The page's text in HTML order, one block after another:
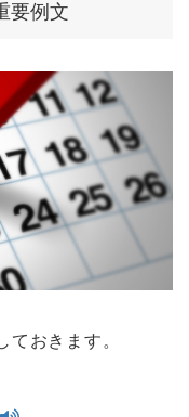
要例文
おきます。